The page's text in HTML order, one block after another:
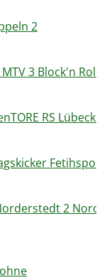
2
3 Block'n Roll
RS Lübeck 3
Fetihspor
2